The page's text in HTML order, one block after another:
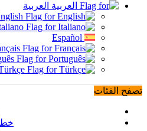
العربية
Español
تصفح الفئات